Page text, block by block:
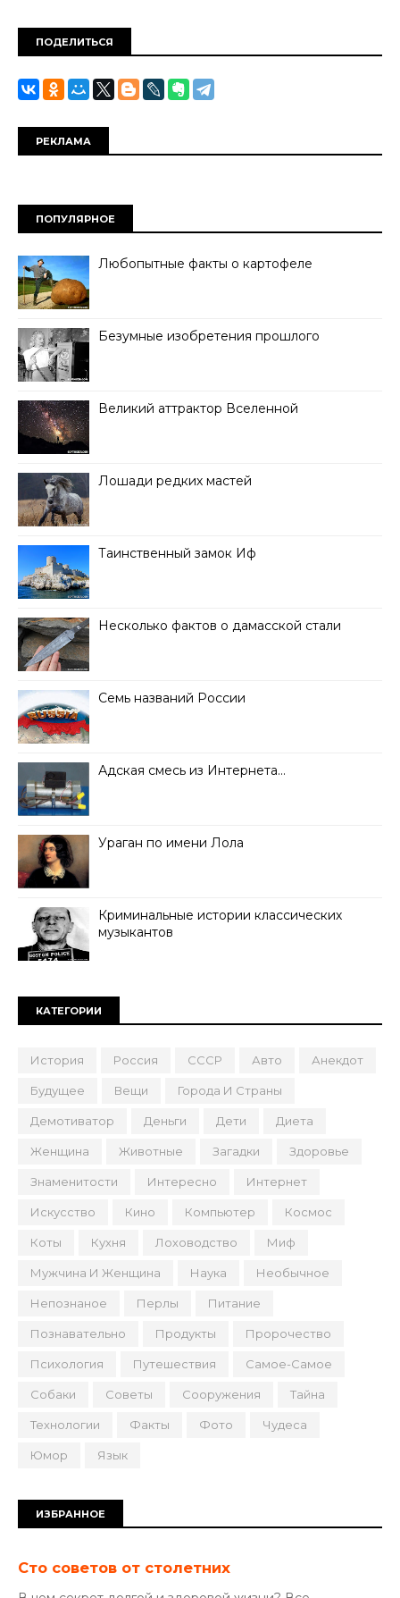
ПОДЕЛИТЬСЯ
РЕКЛАМА
ПОПУЛЯРНОЕ
Любопытные факты о картофеле
Безумные изобретения прошлого
Великий аттрактор Вселенной
Лошади редких мастей
Таинственный замок Иф
Несколько фактов о дамасской стали
Семь названий России
Адская смесь из Интернета…
Ураган по имени Лола
Криминальные истории классических
музыкантов
КАТЕГОРИИ
История Россия СССР Авто Анекдот
Будущее Вещи Города И Страны
Демотиватор Деньги Дети Диета
Женщина Животные Загадки Здоровье
Знаменитости Интересно Интернет
Искусство Кино Компьютер Космос
Коты Кухня Лоховодство Миф
Мужчина И Женщина Наука Необычное
Непознаное Перлы Питание
Познавательно Продукты Пророчество
Психология Путешествия Самое-Самое
Собаки Советы Сооружения Тайна
Технологии Факты Фото Чудеса
Юмор Язык
ИЗБРАННОЕ
Сто советов от столетних